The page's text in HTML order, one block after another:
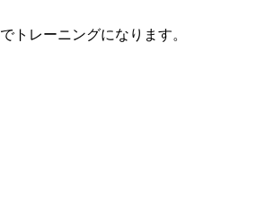
トレーニングになります。